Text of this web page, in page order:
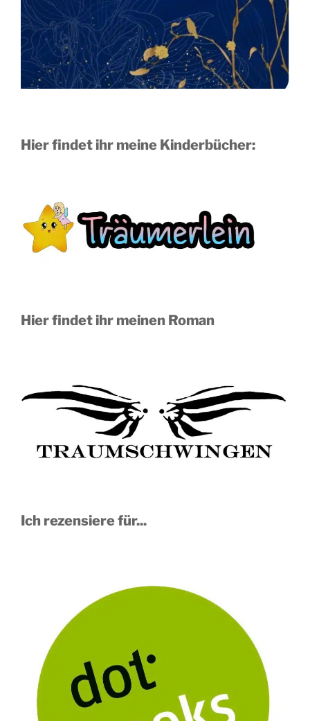
Hier findet ihr meine Kinderbücher:
Hier findet ihr meinen Roman
Ich rezensiere für...